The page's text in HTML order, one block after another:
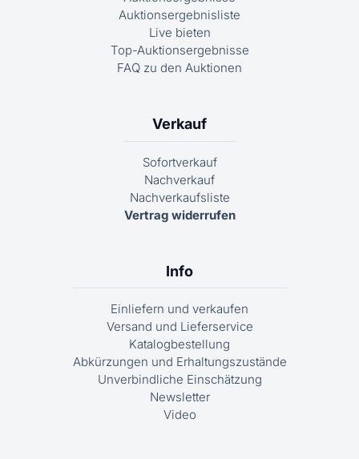
Auktionsergebnisliste
Live bieten
Top-Auktionsergebnisse
FAQ zu den Auktionen
Verkauf
Sofortverkauf
Nachverkauf
Nachverkaufsliste
Vertrag widerrufen
Info
Einliefern und verkaufen
Versand und Lieferservice
Katalogbestellung
Abkürzungen und Erhaltungszustände
Unverbindliche Einschätzung
Newsletter
Video